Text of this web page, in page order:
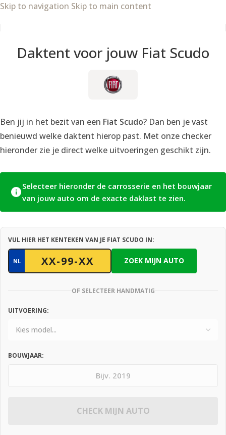
Skip to navigation Skip to main content
Daktent voor jouw Fiat Scudo
Ben jij in het bezit van een Fiat Scudo? Dan ben je vast
benieuwd welke daktent hierop past. Met onze checker
hieronder zie je direct welke uitvoeringen geschikt zijn.
Selecteer hieronder de carrosserie en het bouwjaar
van jouw auto om de exacte daklast te zien.
VUL HIER HET KENTEKEN VAN JE FIAT SCUDO IN:
NL ZOEK MIJN AUTO
OF SELECTEER HANDMATIG
UITVOERING:
BOUWJAAR:
CHECK MIJN AUTO